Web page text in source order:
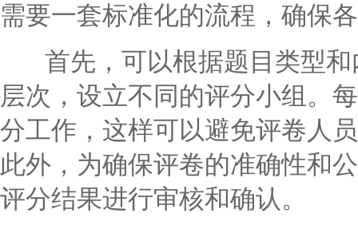
需要一套标准化的流程，确保
首先，可以根据题目类型和
层次，设立不同的评分小组。
分工作，这样可以避免评卷人
此外，为确保评卷的准确性和
评分结果进行审核和确认。